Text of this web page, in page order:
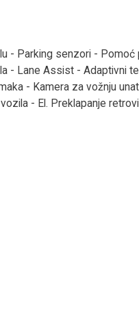
- Parking senzori - Pomoć
- Lane Assist - Adaptivni
- Kamera za vožnju
- El. Preklapanje